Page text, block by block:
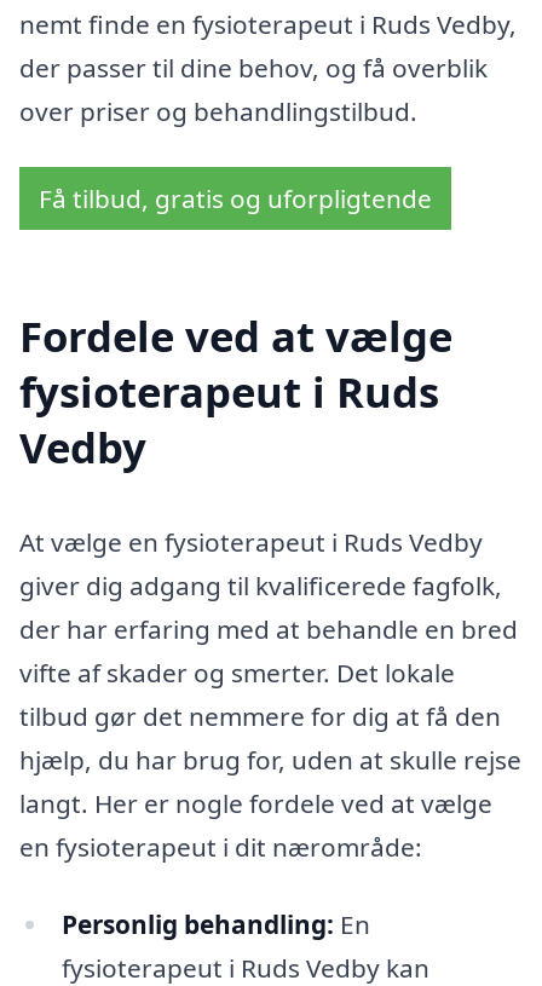
nemt finde en fysioterapeut i Ruds Vedby,
der passer til dine behov, og få overblik
over priser og behandlingstilbud.
Få tilbud, gratis og uforpligtende
Fordele ved at vælge
fysioterapeut i Ruds
Vedby
At vælge en fysioterapeut i Ruds Vedby
giver dig adgang til kvalificerede fagfolk,
der har erfaring med at behandle en bred
vifte af skader og smerter. Det lokale
tilbud gør det nemmere for dig at få den
hjælp, du har brug for, uden at skulle rejse
langt. Her er nogle fordele ved at vælge
en fysioterapeut i dit nærområde:
Personlig behandling: En
fysioterapeut i Ruds Vedby kan